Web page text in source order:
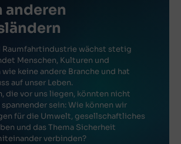
anderen
Raumfahrtindustrie wächst stetig
Menschen, Kulturen und
keine andere Branche und hat
auf unser Leben.
die vor uns liegen, könnten nicht
sein: Wie können wir
für die Umwelt, gesellschaftliches
und das Thema Sicherheit
verbinden?